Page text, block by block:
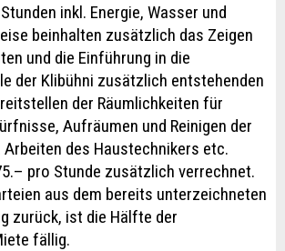
inkl. Energie, Wasser und
beinhalten zusätzlich das Zeigen
und die Einführung in die
der Klibühni zusätzlich entstehenden
der Räumlichkeiten für
Aufräumen und Reinigen der
Arbeiten des Haustechnikers etc.
pro Stunde zusätzlich verrechnet.
aus dem bereits unterzeichneten
zurück, ist die Hälfte der
fällig.